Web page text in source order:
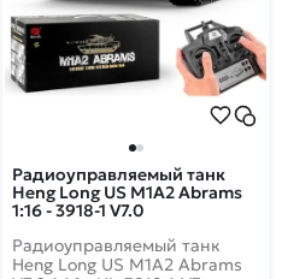
Радиоуправляемый танк
Heng Long US M1A2 Abrams
1:16 - 3918-1 V7.0
Радиоуправляемый танк
Heng Long US M1A2 Abrams